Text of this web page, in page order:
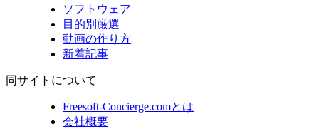
ソフトウェア
目的別厳選
動画の作り方
新着記事
同サイトについて
Freesoft-Concierge.comとは
会社概要